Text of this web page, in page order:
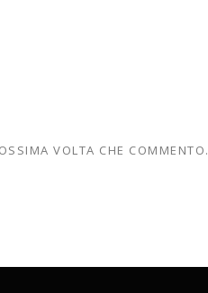
VOLTA CHE COMMENTO.